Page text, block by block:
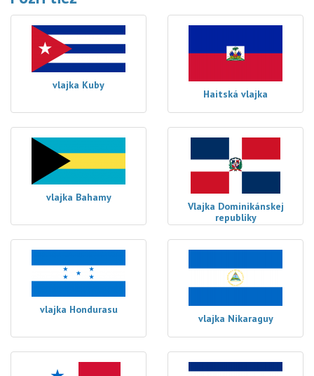
vlajka Kuby
Haitská vlajka
vlajka Bahamy
Vlajka Dominikánskej
republiky
vlajka Hondurasu
vlajka Nikaraguy